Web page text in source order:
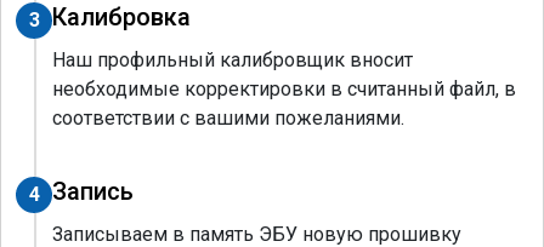
3 Калибровка
Наш профильный калибровщик вносит
необходимые корректировки в считанный файл, в
соответствии с вашими пожеланиями.
4 Запись
Записываем в память ЭБУ новую прошивку